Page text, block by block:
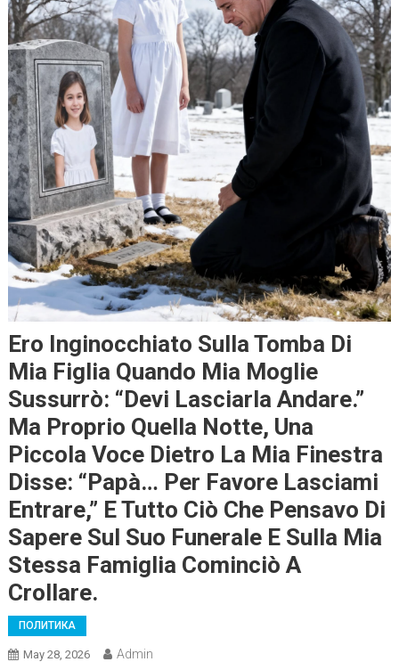
Ero Inginocchiato Sulla Tomba Di
Mia Figlia Quando Mia Moglie
Sussurrò: “Devi Lasciarla Andare.”
Ma Proprio Quella Notte, Una
Piccola Voce Dietro La Mia Finestra
Disse: “Papà… Per Favore Lasciami
Entrare,” E Tutto Ciò Che Pensavo Di
Sapere Sul Suo Funerale E Sulla Mia
Stessa Famiglia Cominciò A
Crollare.
ПОЛИТИКА
May 28, 2026 Admin